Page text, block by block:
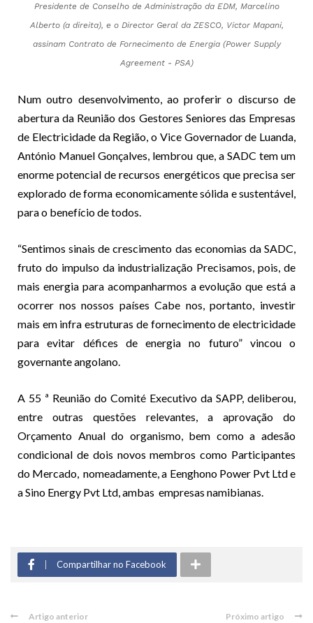
Presidente de Conselho de Administração da EDM, Marcelino
Alberto (a direita), e o Director Geral da ZESCO, Victor Mapani,
assinam Contrato de Fornecimento de Energia (Power Supply
Agreement - PSA)
Num outro desenvolvimento, ao proferir o discurso de
abertura da Reunião dos Gestores Seniores das Empresas
de Electricidade da Região, o Vice Governador de Luanda,
António Manuel Gonçalves, lembrou que, a SADC tem um
enorme potencial de recursos energéticos que precisa ser
explorado de forma economicamente sólida e sustentável,
para o benefício de todos.
“Sentimos sinais de crescimento das economias da SADC,
fruto do impulso da industrialização Precisamos, pois, de
mais energia para acompanharmos a evolução que está a
ocorrer nos nossos países Cabe nos, portanto, investir
mais em infra estruturas de fornecimento de electricidade
para evitar défices de energia no futuro” vincou o
governante angolano.
A 55 ª Reunião do Comité Executivo da SAPP, deliberou,
entre outras questões relevantes, a aprovação do
Orçamento Anual do organismo, bem como a adesão
condicional de dois novos membros como Participantes
do Mercado, nomeadamente, a Eenghono Power Pvt Ltd e
a Sino Energy Pvt Ltd, ambas empresas namibianas.
Compartilhar no Facebook
Artigo anterior Próximo artigo